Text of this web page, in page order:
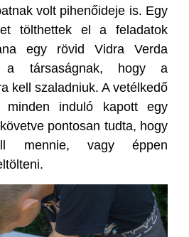
volt pihenőideje is. Egy
tölthettek el a feladatok
egy rövid Vidra Verda
a társaságnak, hogy a
kell szaladniuk. A vetélkedő
minden induló kapott egy
pontosan tudta, hogy
mennie, vagy éppen